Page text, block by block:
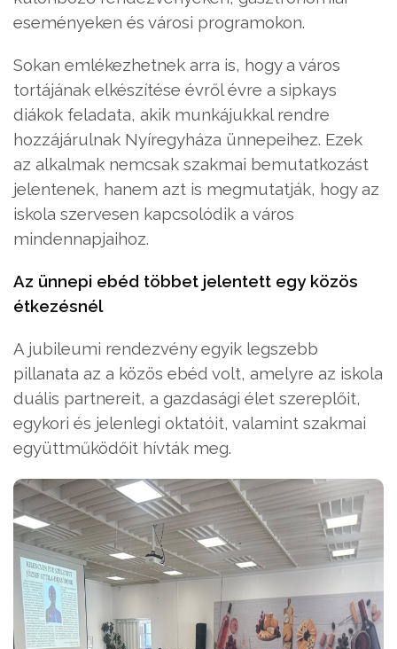
eseményeken és városi programokon.
Sokan emlékezhetnek arra is, hogy a város
tortájának elkészítése évről évre a sipkays
diákok feladata, akik munkájukkal rendre
hozzájárulnak Nyíregyháza ünnepeihez. Ezek
az alkalmak nemcsak szakmai bemutatkozást
jelentenek, hanem azt is megmutatják, hogy az
iskola szervesen kapcsolódik a város
mindennapjaihoz.
Az ünnepi ebéd többet jelentett egy közös
étkezésnél
A jubileumi rendezvény egyik legszebb
pillanata az a közös ebéd volt, amelyre az iskola
duális partnereit, a gazdasági élet szereplőit,
egykori és jelenlegi oktatóit, valamint szakmai
együttműködőit hívták meg.